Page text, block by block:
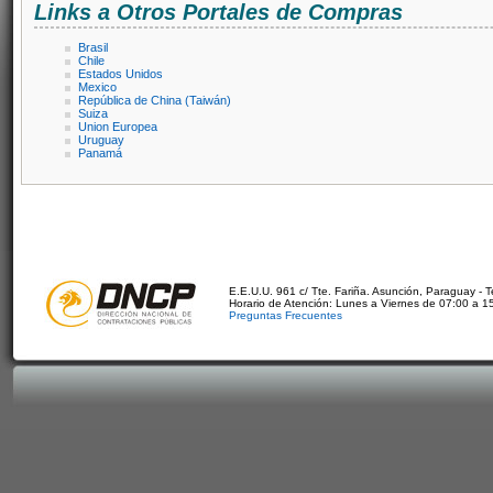
Links a Otros Portales de Compras
Brasil
Chile
Estados Unidos
Mexico
República de China (Taiwán)
Suiza
Union Europea
Uruguay
Panamá
E.E.U.U. 961 c/ Tte. Fariña. Asunción, Paraguay -
Horario de Atención: Lunes a Viernes de 07:00 a
Preguntas Frecuentes